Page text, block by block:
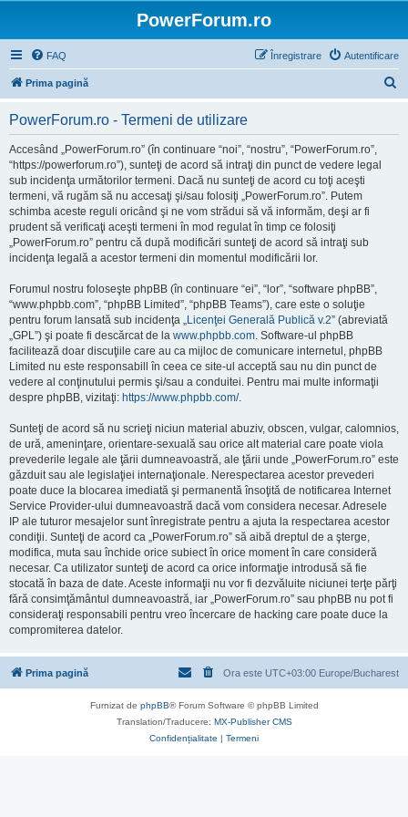
PowerForum.ro
FAQ Autentificare
Înregistrare
Prima pagină
PowerForum.ro - Termeni de utilizare
Accesând „PowerForum.ro” (în continuare “noi”, “nostru”, “PowerForum.ro”,
“https://powerforum.ro”), sunteţi de acord să intraţi din punct de vedere legal
sub incidenţa următorilor termeni. Dacă nu sunteţi de acord cu toţi aceşti
termeni, vă rugăm să nu accesaţi şi/sau folosiţi „PowerForum.ro”. Putem
schimba aceste reguli oricând şi ne vom strădui să vă informăm, deşi ar fi
prudent să verificaţi aceşti termeni în mod regulat în timp ce folosiţi
„PowerForum.ro” pentru că după modificări sunteţi de acord să intraţi sub
incidenţa legală a acestor termeni din momentul modificării lor.
Forumul nostru foloseşte phpBB (în continuare “ei”, “lor”, “software phpBB”,
“www.phpbb.com”, “phpBB Limited”, “phpBB Teams”), care este o soluţie
pentru forum lansată sub incidenţa „Licenţei Generală Publică v.2” (abreviată
„GPL”) şi poate fi descărcat de la www.phpbb.com. Software-ul phpBB
facilitează doar discuţiile care au ca mijloc de comunicare internetul, phpBB
Limited nu este responsabill în ceea ce site-ul acceptă sau nu din punct de
vedere al conţinutului permis şi/sau a conduitei. Pentru mai multe informaţii
despre phpBB, vizitaţi: https://www.phpbb.com/.
Sunteţi de acord să nu scrieţi niciun material abuziv, obscen, vulgar, calomnios,
de ură, ameninţare, orientare-sexuală sau orice alt material care poate viola
prevederile legale ale ţării dumneavoastră, ale ţării unde „PowerForum.ro” este
găzduit sau ale legislaţiei internaţionale. Nerespectarea acestor prevederi
poate duce la blocarea imediată şi permanentă însoţită de notificarea Internet
Service Provider-ului dumneavoastră dacă vom considera necesar. Adresele
IP ale tuturor mesajelor sunt înregistrate pentru a ajuta la respectarea acestor
condiţii. Sunteţi de acord ca „PowerForum.ro” să aibă dreptul de a şterge,
modifica, muta sau închide orice subiect în orice moment în care consideră
necesar. Ca utilizator sunteţi de acord ca orice informaţie introdusă să fie
stocată în baza de date. Aceste informaţii nu vor fi dezvăluite niciunei terţe părţi
fără consimţământul dumneavoastră, iar „PowerForum.ro” sau phpBB nu pot fi
consideraţi responsabili pentru vreo încercare de hacking care poate duce la
compromiterea datelor.
Prima pagină Ora este UTC+03:00 Europe/Bucharest
Furnizat de phpBB® Forum Software © phpBB Limited
Translation/Traducere: MX-Publisher CMS
Confidențialitate | Termeni